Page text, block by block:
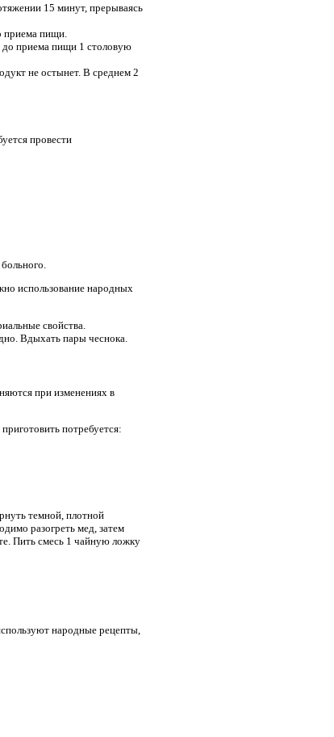
15 минут, прерываясь
приема пищи.
до приема пищи 1 столовую
не остынет. В среднем 2
провести
использование народных
свойства.
Вдыхать пары чеснока.
при изменениях в
потребуется:
темной, плотной
разогреть мед, затем
Пить смесь 1 чайную ложку
народные рецепты,